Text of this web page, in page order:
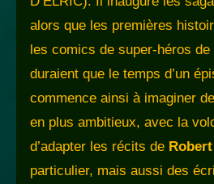
alors que les premières
les comics de super-héros de
duraient que le temps d’un
commence ainsi à imaginer
en plus ambitieux, avec la
d’adapter les récits de
particulier, mais aussi des